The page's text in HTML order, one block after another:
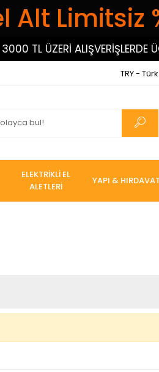
Alt Limitsiz
TL ÜZERİ ALIŞVERİŞLERDE
TRY -
ELEKTRİKLİ EL
ALETLERİ
YAPI & HIRDAVAT